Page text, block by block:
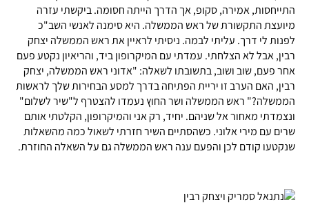
התייחסות, אמירה, סקופ, אך הדרך הייתה חסומה. ביקשתי עזרה
מיועצת התקשורת של ראש הממשלה. היא סימנה לאנשי השב"כ
לפנות לי דרך. עליתי לבמה. ניסיתי לראיין את ראש הממשלה יצחק
רבין, אבל לא הצלחתי. עמדתי עם המיקרופון ביד, והריאיון נקטע פעם
אחר פעם, שוב ושוב, בתשובתו לשאלה: "אדוני ראש הממשלה, יצחק
רבין, האם הערב זו יריית הפתיחה בדרך למסע הבחירות שלך לראשות
הממשלה?" ראש הממשלה ושר החוץ נעמדו להצטרף ל"שיר לשלום"
ונצמדתי מאחור אל שניהם. יחיד, רק אני והמיקרופון, הקלטתי אותם
שרים עם מירי אלוני. כשהסתיים השיר חזרתי לשאול כמה מהשאלות
שנקטעו קודם לכן והפעם ענה ראש הממשלה גם על השאלה החוזרת.